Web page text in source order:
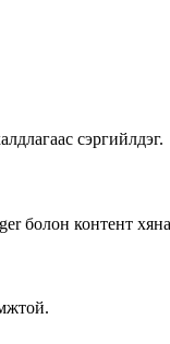
сэргийлдэг.
болон контент